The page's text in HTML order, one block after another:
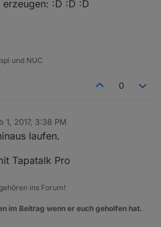
:D :D :D
und NUC
0
1, 2017, 3:38 PM
laufen.
Tapatalk Pro
ins Forum!
im Beitrag wenn er euch geholfen hat.